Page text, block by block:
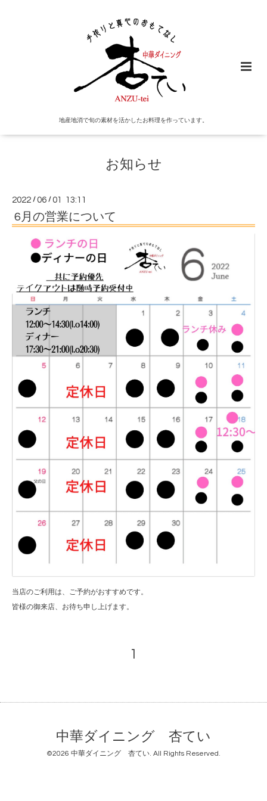
地産地消で旬の素材を活かしたお料理を作っています。
お知らせ
2022 /06 /01 13:11
6月の営業について
当店のご利用は、ご予約がおすすめです。
皆様の御来店、お待ち申し上げます。
1
中華ダイニング 杏てい
©2026 中華ダイニング 杏てい. All Rights Reserved.